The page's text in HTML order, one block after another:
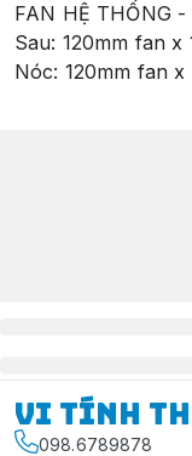
FAN HỆ THỐNG
Sau: 120mm fan x
Nóc: 120mm fan
Vi Tính
098.6789878